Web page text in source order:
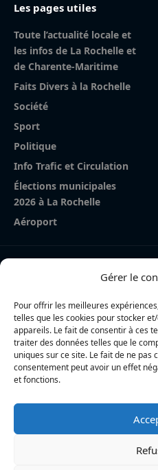
Gérer le
Pour offrir les meilleures
telles que les cookies pour stocker
appareils. Le fait de consentir à ces
traiter des données telles que le
uniques sur ce site. Le fait de ne pas
consentement peut avoir un effet
et fonctions.
Les pages utiles
Toute l’actualité locale et
les infos de La Rochelle et
de Charente-Maritime
Faits Divers à la Rochelle
Société
Sport
Politique
Info Trafic et Circulation
Élections municipales
2026 à La Rochelle
Aéroport
volant explorée
La Rochelle Agglo : trois
voiture à Périgny, une femme
Charente-Maritime : la
Myriam Akkari, sur le départ
L’actualité locale en continu à La